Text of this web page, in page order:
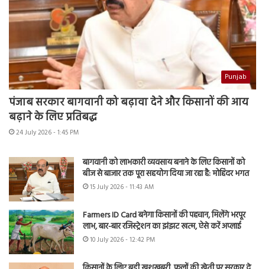
Punjab
पंजाब सरकार बागवानी को बढ़ावा देने और किसानों की आय
बढ़ाने के लिए प्रतिबद्ध
24 July 2026 - 1:45 PM
बागवानी को लाभकारी व्यवसाय बनाने के लिए किसानों को
बीज से बाजार तक पूरा सहयोग दिया जा रहा है: मोहिंदर भगत
15 July 2026 - 11:43 AM
Farmers ID Card बनेगा किसानों की पहचान, मिलेंगे भरपूर
लाभ, बार-बार रजिस्ट्रेशन का झंझट खत्म, ऐसे करें अप्लाई
10 July 2026 - 12:42 PM